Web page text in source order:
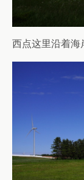
西点这里沿着海